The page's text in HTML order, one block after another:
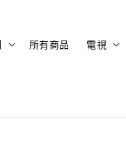
所有商品 電視